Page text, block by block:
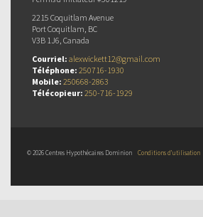
2215 Coquitlam Avenue
Port Coquitlam, BC
V3B 1J6, Canada
Courriel: alexwickett12@gmail.com
Téléphone: 250716-1930
Mobile: 250668-2863
Télécopieur: 250-716-1929
© 2026 Centres Hypothécaires Dominion Conditions d’utilisation